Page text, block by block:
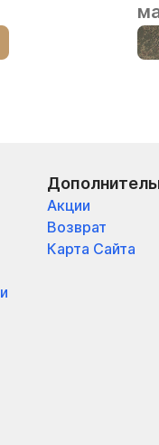
Акции
Возврат
Карта Сайта